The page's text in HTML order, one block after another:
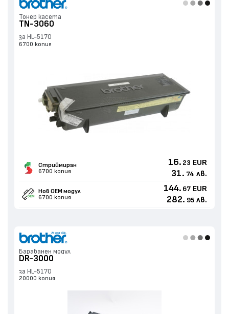
Тонер касета
TN-3060
за HL-5170
6700 копия
Стриймиран
6700 копия
16. 23 EUR
31. 74 лв.
Нов ОЕМ модул
6700 копия
144. 67 EUR
282. 95 лв.
Барабанен модул
DR-3000
за HL-5170
20000 копия